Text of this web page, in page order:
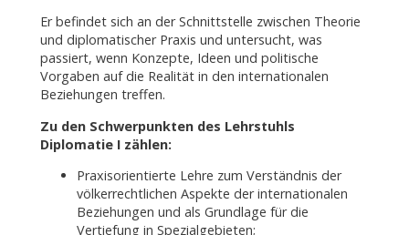
Er befindet sich an der Schnittstelle zwischen Theorie
und diplomatischer Praxis und untersucht, was
passiert, wenn Konzepte, Ideen und politische
Vorgaben auf die Realität in den internationalen
Beziehungen treffen.
Zu den Schwerpunkten des Lehrstuhls
Diplomatie I zählen:
Praxisorientierte Lehre zum Verständnis der
völkerrechtlichen Aspekte der internationalen
Beziehungen und als Grundlage für die
Vertiefung in Spezialgebieten;